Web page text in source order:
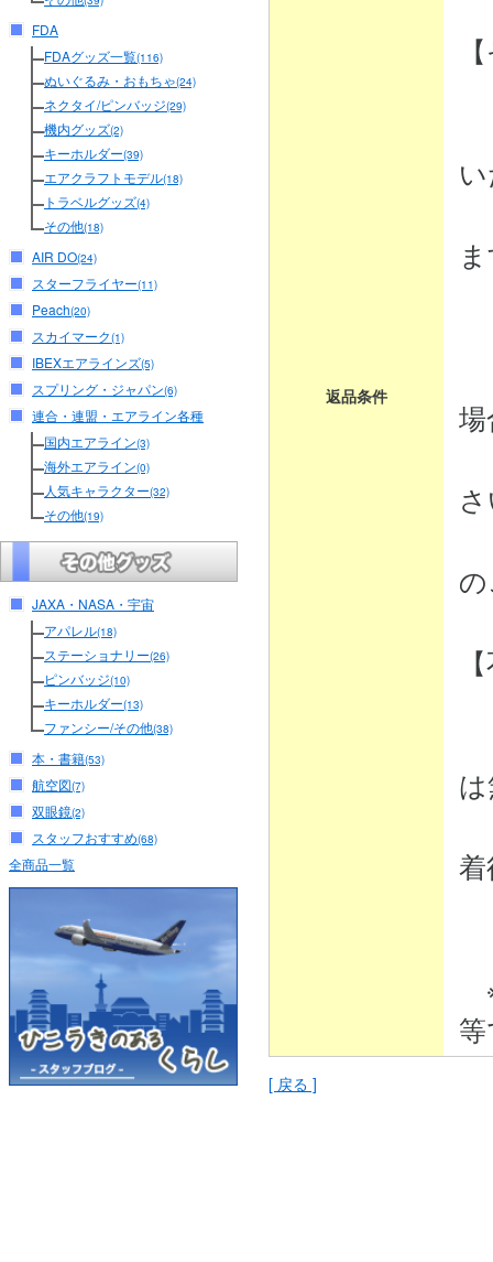
FDA
FDAグッズ一覧(116)
ぬいぐるみ・おもちゃ(24)
ネクタイ/ピンバッジ(29)
機内グッズ(2)
キーホルダー(39)
エアクラフトモデル(18)
トラベルグッズ(4)
その他(18)
AIR DO(24)
スターフライヤー(11)
Peach(20)
スカイマーク(1)
IBEXエアラインズ(5)
スプリング・ジャパン(6)
連合・連盟・エアライン各種
国内エアライン(3)
海外エアライン(0)
人気キャラクター(32)
その他(19)
JAXA・NASA・宇宙
アパレル(18)
ステーショナリー(26)
ピンバッジ(10)
キーホルダー(13)
ファンシー/その他(38)
本・書籍(53)
航空図(7)
双眼鏡(2)
スタッフおすすめ(68)
全商品一覧
返品条件
[ 戻る ]